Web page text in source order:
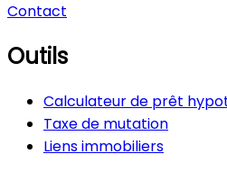
Contact
Outils
Calculateur de prêt
Taxe de mutation
Liens immobiliers